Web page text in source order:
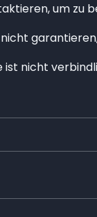
um zu
ist nicht